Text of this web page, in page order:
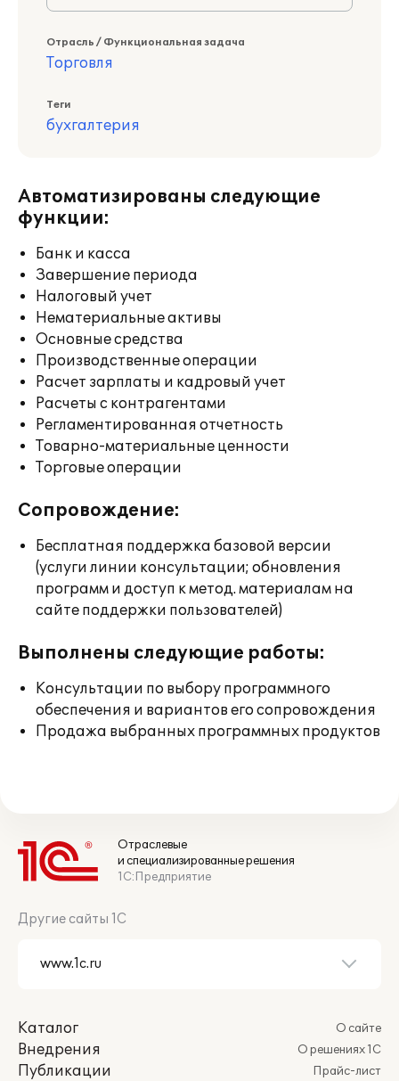
Отрасль / Функциональная задача
Торговля
Теги
бухгалтерия
Автоматизированы следующие
функции:
Банк и касса
Завершение периода
Налоговый учет
Нематериальные активы
Основные средства
Производственные операции
Расчет зарплаты и кадровый учет
Расчеты с контрагентами
Регламентированная отчетность
Товарно-материальные ценности
Торговые операции
Сопровождение:
Бесплатная поддержка базовой версии
(услуги линии консультации; обновления
программ и доступ к метод. материалам на
сайте поддержки пользователей)
Выполнены следующие работы:
Консультации по выбору программного
обеспечения и вариантов его сопровождения
Продажа выбранных программных продуктов
Отраслевые
и специализированные решения
1С:Предприятие
Другие сайты 1С
Каталог
Внедрения
Публикации
О сайте
О решениях 1С
Прайс-лист